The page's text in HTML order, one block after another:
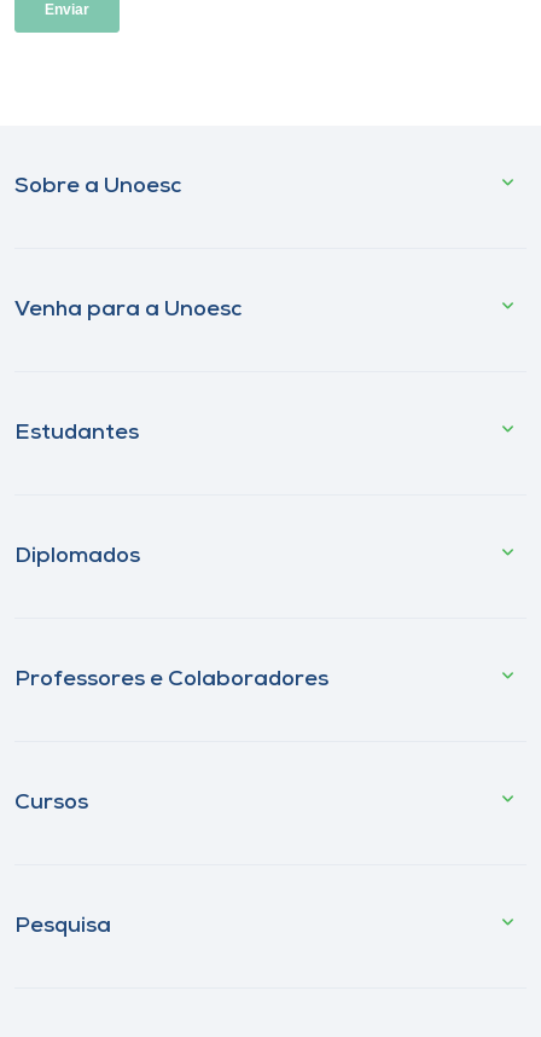
Sobre a Unoesc
Venha para a Unoesc
Estudantes
Diplomados
Professores e Colaboradores
Cursos
Pesquisa